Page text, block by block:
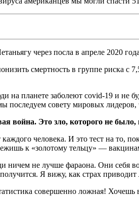
через посла в апреле 2020
смертность в группе риска с
на планете заболеют covid-19 и не
последуем совету мировых
война. Это зло, которого не
человека. И это тест на
к «золотому тельцу» —
ничем не лучше фараона. Они себя
Я вижу, как страх
совершенно ложная!